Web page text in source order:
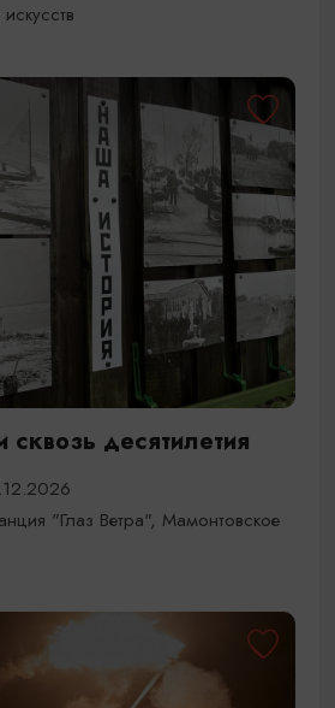
сквозь десятилетия
"Глаз Ветра", Мамонтовское